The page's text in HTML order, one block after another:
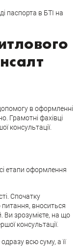
паспорта в БТІ на
в оформленні
Грамотні фахівці
консультації.
етапи оформлення
Спочатку
питання, вноситься
Ви зрозумієте, на що
консультації.
всю суму, а її